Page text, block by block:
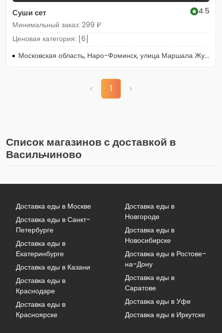
Суши сет
4.5
Минимальный заказ: 299 ₽
Ценовая категория: [6]
Московская область, Наро-Фоминск, улица Маршала Жукова, 13
1
Список магазинов с доставкой в
Васильчиново
Доставка еды в Москве
Доставка еды в Санкт-
Петербурге
Доставка еды в
Екатеринбурге
Доставка еды в Казани
Доставка еды в
Краснодаре
Доставка еды в
Красноярске
Доставка еды в
Новгороде
Доставка еды в
Новосибирске
Доставка еды в Ростове-
на-Дону
Доставка еды в
Саратове
Доставка еды в Уфе
Доставка еды в Иркутске